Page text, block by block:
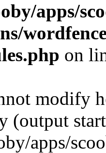
apps/
on
modify
(output
apps/